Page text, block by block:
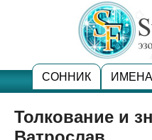
СОННИК ИМЕНА
Толкование и